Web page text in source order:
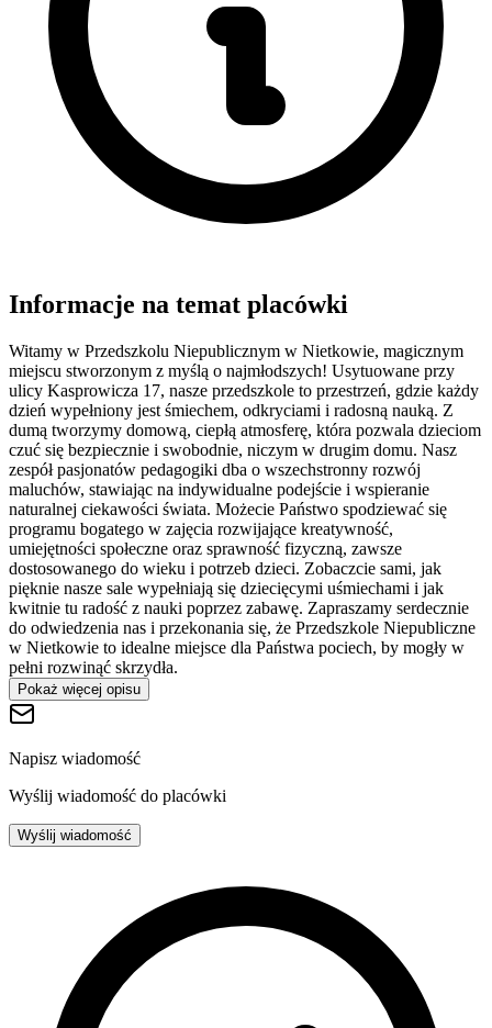
Informacje na temat placówki
Witamy w Przedszkolu Niepublicznym w Nietkowie, magicznym
miejscu stworzonym z myślą o najmłodszych! Usytuowane przy
ulicy Kasprowicza 17, nasze przedszkole to przestrzeń, gdzie każdy
dzień wypełniony jest śmiechem, odkryciami i radosną nauką. Z
dumą tworzymy domową, ciepłą atmosferę, która pozwala dzieciom
czuć się bezpiecznie i swobodnie, niczym w drugim domu. Nasz
zespół pasjonatów pedagogiki dba o wszechstronny rozwój
maluchów, stawiając na indywidualne podejście i wspieranie
naturalnej ciekawości świata. Możecie Państwo spodziewać się
programu bogatego w zajęcia rozwijające kreatywność,
umiejętności społeczne oraz sprawność fizyczną, zawsze
dostosowanego do wieku i potrzeb dzieci. Zobaczcie sami, jak
pięknie nasze sale wypełniają się dziecięcymi uśmiechami i jak
kwitnie tu radość z nauki poprzez zabawę. Zapraszamy serdecznie
do odwiedzenia nas i przekonania się, że Przedszkole Niepubliczne
w Nietkowie to idealne miejsce dla Państwa pociech, by mogły w
pełni rozwinąć skrzydła.
Pokaż więcej opisu
Napisz wiadomość
Wyślij wiadomość do placówki
Wyślij wiadomość